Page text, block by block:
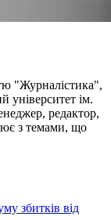
"Журналістика",
університет ім.
редактор,
з темами, що
збитків від